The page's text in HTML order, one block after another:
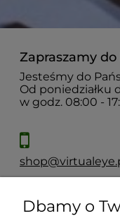
Zapraszamy
Jesteśmy do
Od poniedziałku
w godz. 08:00 -
Moje konto
Dbamy o